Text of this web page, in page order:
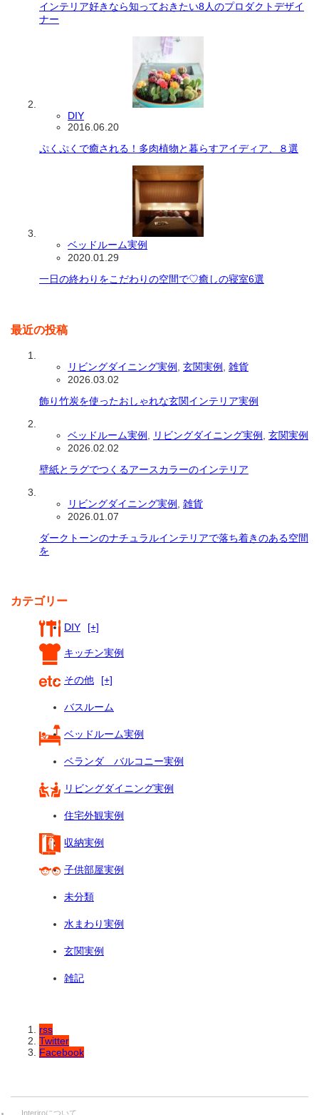
インテリア好きなら知っておきたい8人のプロダクトデザイ
ナー
DIY
2016.06.20
ぷくぷくで癒される！多肉植物と暮らすアイディア、８選
ベッドルーム実例
2020.01.29
一日の終わりをこだわりの空間で♡癒しの寝室6選
最近の投稿
リビングダイニング実例 玄関実例
雑貨
2026.03.02
飾り竹炭を使ったおしゃれな玄関インテリア実例
ベッドルーム実例 リビングダイニング実例
玄関実例
2026.02.02
壁紙とラグでつくるアースカラーのインテリア
リビングダイニング実例
雑貨
2026.01.07
ダークトーンのナチュラルインテリアで落ち着きのある空間
を
カテゴリー
DIY [+]
キッチン実例
その他 [+]
バスルーム
ベッドルーム実例
ベランダ バルコニー実例
リビングダイニング実例
住宅外観実例
収納実例
子供部屋実例
未分類
水まわり実例
玄関実例
雑記
rss
Twitter
Facebook
Interiroについて